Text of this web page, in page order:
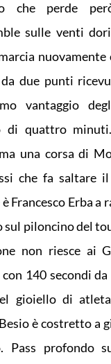
che perde
sulle venti
nuovamente
due punti
vantaggio
di quattro
una corsa di
che fa saltare
Francesco Erba a
sul piloncino del
non riesce ai
140 secondi da
gioiello di
è costretto a
Pass profondo